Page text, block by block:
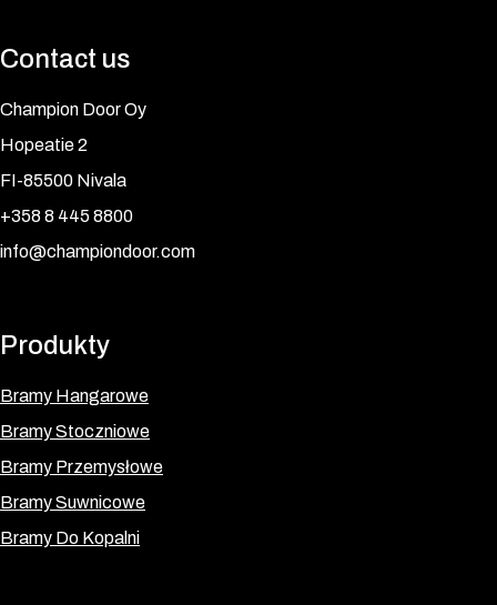
Contact us
Champion Door Oy
Hopeatie 2
FI-85500 Nivala
+358 8 445 8800
info@championdoor.com
Produkty
Bramy Hangarowe
Bramy Stoczniowe
Bramy Przemysłowe
Bramy Suwnicowe
Bramy Do Kopalni